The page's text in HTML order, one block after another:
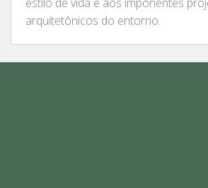
arquitetônicos do entorno.